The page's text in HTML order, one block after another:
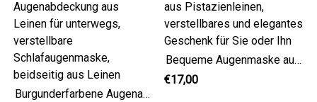
Burgunderfarbene Augenabdeckung aus Leinen für unterwegs, verstellbare Schlafaugenmaske, beidseitig aus Leinen
Bequeme Augenmaske aus Pistazienleinen, verstellbares und elegantes Geschenk für Sie oder Ihn
€17,00